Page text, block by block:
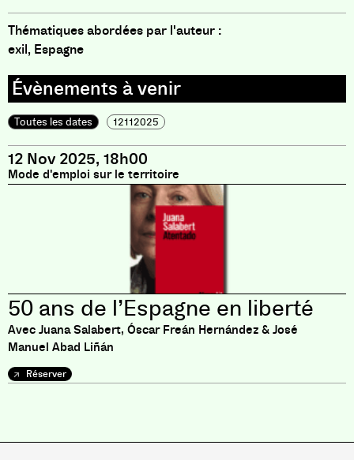
Thématiques abordées par l'auteur :
exil, Espagne
Toutes les dates 12112025
12 Nov 2025, 18h00
Mode d'emploi sur le territoire
50 ans de l’Espagne en liberté
Avec Juana Salabert, Óscar Freán Hernández & José
Manuel Abad Liñán
Réserver